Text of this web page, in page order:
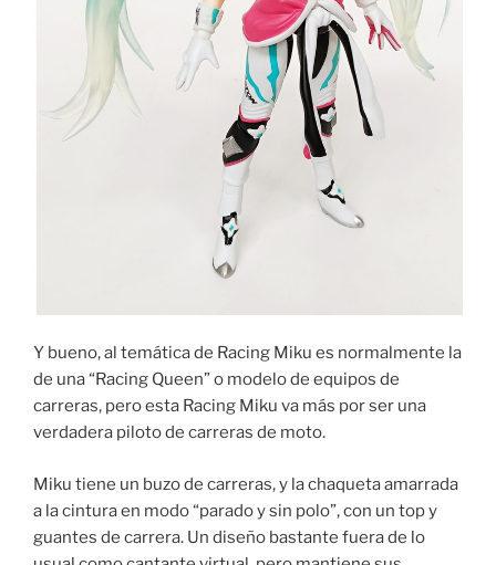
Y bueno, al temática de Racing Miku es normalmente la
de una “Racing Queen” o modelo de equipos de
carreras, pero esta Racing Miku va más por ser una
verdadera piloto de carreras de moto.
Miku tiene un buzo de carreras, y la chaqueta amarrada
a la cintura en modo “parado y sin polo”, con un top y
guantes de carrera. Un diseño bastante fuera de lo